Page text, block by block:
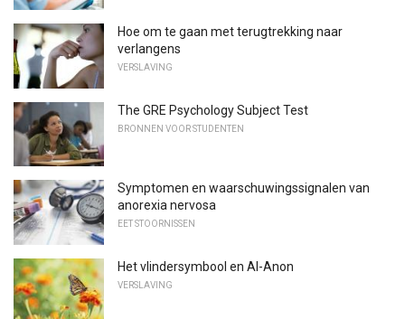
Hoe om te gaan met terugtrekking naar
verlangens
VERSLAVING
The GRE Psychology Subject Test
BRONNEN VOOR STUDENTEN
Symptomen en waarschuwingssignalen van
anorexia nervosa
EET STOORNISSEN
Het vlindersymbool en Al-Anon
VERSLAVING